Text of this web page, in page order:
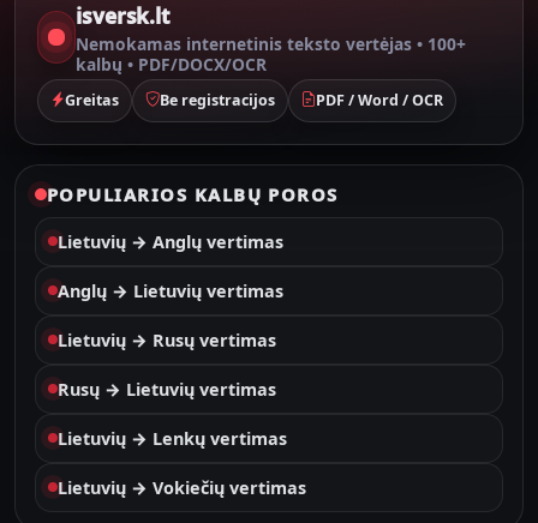
isversk.lt
Nemokamas internetinis teksto vertėjas • 100+
kalbų • PDF/DOCX/OCR
Greitas Be registracijos PDF / Word / OCR
POPULIARIOS KALBŲ POROS
Lietuvių → Anglų vertimas
Anglų → Lietuvių vertimas
Lietuvių → Rusų vertimas
Rusų → Lietuvių vertimas
Lietuvių → Lenkų vertimas
Lietuvių → Vokiečių vertimas